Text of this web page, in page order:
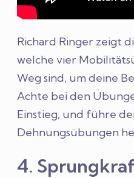
Richard Ringer zeigt
welche vier
Weg sind, um deine
Achte bei den
Einstieg, und führe
Dehnungsübungen
4.